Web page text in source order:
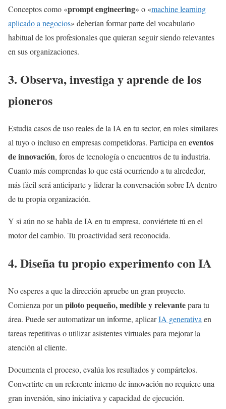
Conceptos como «prompt engineering» o «machine learning
aplicado a negocios» deberían formar parte del vocabulario
habitual de los profesionales que quieran seguir siendo relevantes
en sus organizaciones.
3. Observa, investiga y aprende de los
pioneros
Estudia casos de uso reales de la IA en tu sector, en roles similares
al tuyo o incluso en empresas competidoras. Participa en eventos
de innovación, foros de tecnología o encuentros de tu industria.
Cuanto más comprendas lo que está ocurriendo a tu alrededor,
más fácil será anticiparte y liderar la conversación sobre IA dentro
de tu propia organización.
Y si aún no se habla de IA en tu empresa, conviértete tú en el
motor del cambio. Tu proactividad será reconocida.
4. Diseña tu propio experimento con IA
No esperes a que la dirección apruebe un gran proyecto.
Comienza por un piloto pequeño, medible y relevantepara tu
área. Puede ser automatizar un informe, aplicarIA generativa en
tareas repetitivas o utilizar asistentes virtuales para mejorar la
atención al cliente.
Documenta el proceso, evalúa los resultados y compártelos.
Convertirte en un referente interno de innovación no requiere una
gran inversión, sino iniciativa y capacidad de ejecución.